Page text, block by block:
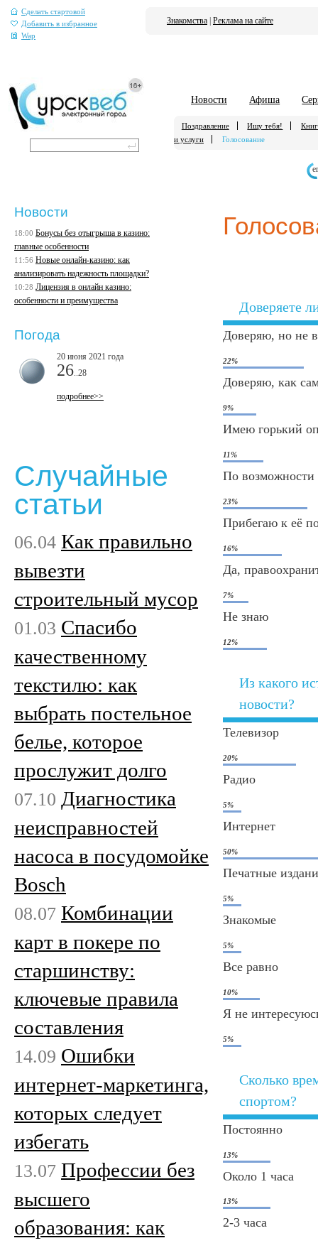
Сделать стартовой
Добавить в избранное
Wap
Знакомства Реклама на сайте
Новости Афиша
Поздравление Ищу тебя!
и услуги
Голосование
Доверяете
Доверяю, но не
22%
Доверяю, как
9%
Имею горький
11%
По возможности
23%
Прибегаю к её
16%
Да,
7%
Не знаю
12%
Из какого
новости?
Телевизор
20%
Радио
5%
Интернет
50%
Печатные
5%
Знакомые
5%
Все равно
10%
Я не
5%
Сколько
спортом?
Постоянно
13%
Около 1 часа
13%
2-3 часа
Новости
18:00 Бонусы без отыгрыша в казино:
главные особенности
11:56 Новые онлайн-казино: как
анализировать надежность площадки?
10:28 Лицензия в онлайн казино:
особенности и преимущества
Погода
20 июня 2021 года
26 ..28
подробнее>>
Случайные
статьи
06.04 Как правильно
вывезти
строительный мусор
01.03 Спасибо
качественному
текстилю: как
выбрать постельное
белье, которое
прослужит долго
07.10 Диагностика
неисправностей
насоса в посудомойке
Bosch
08.07 Комбинации
карт в покере по
старшинству:
ключевые правила
составления
14.09 Ошибки
интернет-маркетинга,
которых следует
избегать
13.07 Профессии без
высшего
образования: как